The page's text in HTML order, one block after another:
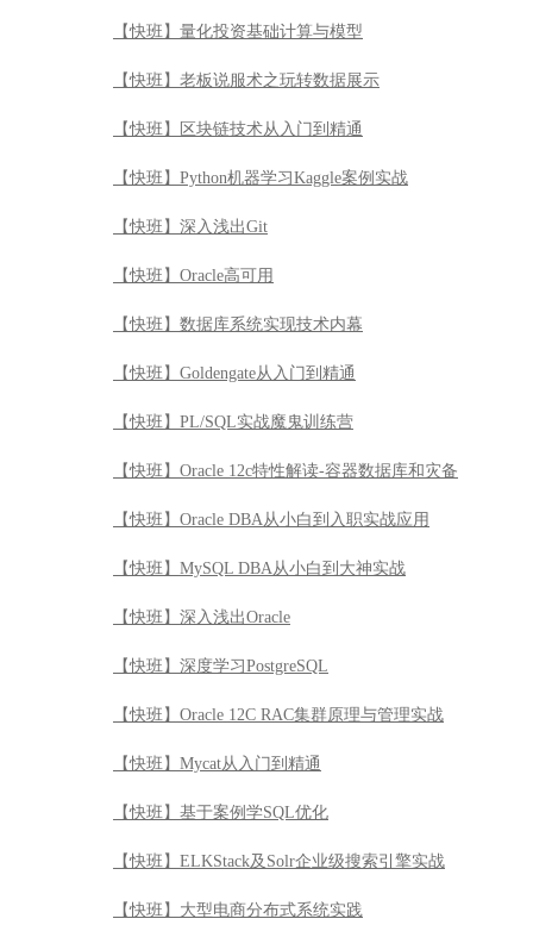
【快班】量化投资基础计算与模型
【快班】老板说服术之玩转数据展示
【快班】区块链技术从入门到精通
【快班】Python机器学习Kaggle案例实战
【快班】深入浅出Git
【快班】Oracle高可用
【快班】数据库系统实现技术内幕
【快班】Goldengate从入门到精通
【快班】PL/SQL实战魔鬼训练营
【快班】Oracle 12c特性解读-容器数据库和灾备
【快班】Oracle DBA从小白到入职实战应用
【快班】MySQL DBA从小白到大神实战
【快班】深入浅出Oracle
【快班】深度学习PostgreSQL
【快班】Oracle 12C RAC集群原理与管理实战
【快班】Mycat从入门到精通
【快班】基于案例学SQL优化
【快班】ELKStack及Solr企业级搜索引擎实战
【快班】大型电商分布式系统实践